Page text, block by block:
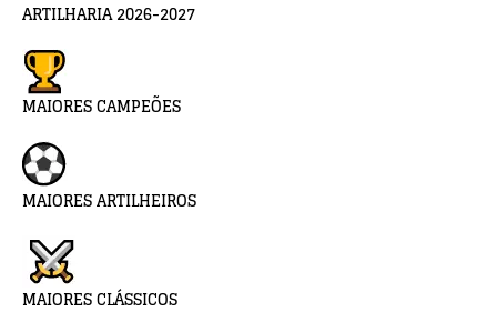
ARTILHARIA 2026-2027
MAIORES CAMPEÕES
MAIORES ARTILHEIROS
MAIORES CLÁSSICOS